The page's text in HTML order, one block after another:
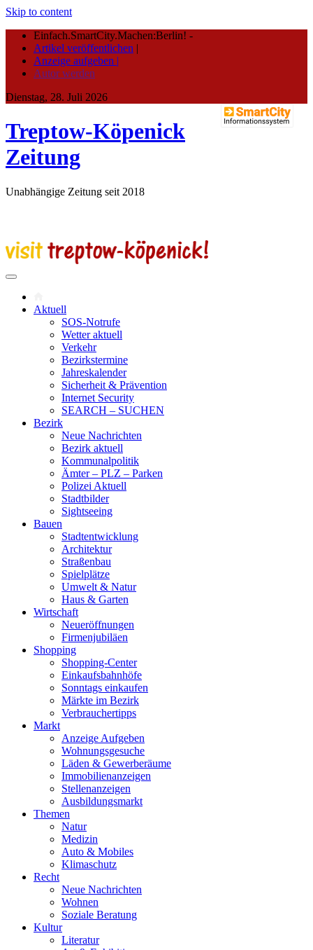
Skip to content
Einfach.SmartCity.Machen:Berlin! -
Artikel veröffentlichen |
Anzeige aufgeben |
Autor werden
Dienstag, 28. Juli 2026
Treptow-Köpenick
Zeitung
Unabhängige Zeitung seit 2018
Aktuell
SOS-Notrufe
Wetter aktuell
Verkehr
Bezirkstermine
Jahreskalender
Sicherheit & Prävention
Internet Security
SEARCH – SUCHEN
Bezirk
Neue Nachrichten
Bezirk aktuell
Kommunalpolitik
Ämter – PLZ – Parken
Polizei Aktuell
Stadtbilder
Sightseeing
Bauen
Stadtentwicklung
Architektur
Straßenbau
Spielplätze
Umwelt & Natur
Haus & Garten
Wirtschaft
Neueröffnungen
Firmenjubiläen
Shopping
Shopping-Center
Einkaufsbahnhöfe
Sonntags einkaufen
Märkte im Bezirk
Verbrauchertipps
Markt
Anzeige Aufgeben
Wohnungsgesuche
Läden & Gewerberäume
Immobilienanzeigen
Stellenanzeigen
Ausbildungsmarkt
Themen
Natur
Medizin
Auto & Mobiles
Klimaschutz
Recht
Neue Nachrichten
Wohnen
Soziale Beratung
Kultur
Literatur